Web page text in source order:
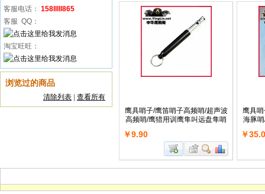
客服电话： 158lllll865
客服 QQ：
淘宝旺旺：
浏览过的商品
清除列表 查看所有
鹰具哨子/鹰笛哨子高频哨/超声波
高频哨/鹰猎用训鹰隼叫远盘隼哨
￥9.90
鹰具
海豚
￥